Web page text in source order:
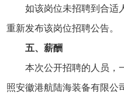
如该岗位未招聘到合适
重新发布该岗位招聘公告。
五、薪酬
本次公开招聘的人员，
照安徽港航陆海装备有限公